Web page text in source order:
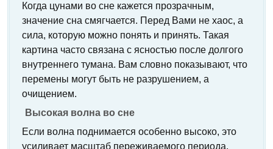
Когда цунами во сне кажется прозрачным,
значение сна смягчается. Перед Вами не хаос, а
сила, которую можно понять и принять. Такая
картина часто связана с ясностью после долгого
внутреннего тумана. Вам словно показывают, что
перемены могут быть не разрушением, а
очищением.
Высокая волна во сне
Если волна поднимается особенно высоко, это
усиливает масштаб переживаемого периода.